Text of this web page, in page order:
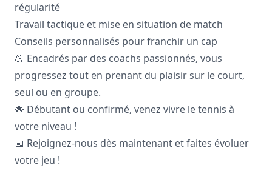
régularité
Travail tactique et mise en situation de match
Conseils personnalisés pour franchir un cap
💪 Encadrés par des coachs passionnés, vous
progressez tout en prenant du plaisir sur le court,
seul ou en groupe.
🌟 Débutant ou confirmé, venez vivre le tennis à
votre niveau !
📅 Rejoignez-nous dès maintenant et faites évoluer
votre jeu !